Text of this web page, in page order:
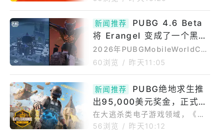
美元奖金池的机会。比赛将围绕
“脑力风暴”（Brainrot）主题地
图展开，创作者可以在这些地图
上游玩、收集金币，并将他们的
游戏过程转化为引人入胜的内
容。该活动是PUBGMOBILENe
在支持创作者及其内容。PUBG
MobilexNextStarSteal
新闻推荐
PUBG 4.6 Beta
将 Erangel 变成了一个黑暗
奇幻战场
2026年PUBGMobileWorldCu
p（PMWC）在巴黎继续升温。
中的重量级中期世界赛，于8月上
旬在法国巴黎展开，赛事总奖金
达到302.5万美元，整体赛制分
为小组赛、存活赛和总决赛三个
阶段。小组赛从8月6日开始，持
60浏览 / 昨天11:05
新闻推荐
PUBG绝地求生推
出95,000美元奖金，正式进
军由Roblox和Fortnite引领
的创作者沙盒游戏世界
在大逃杀类电子游戏领域，《绝
地求生：战场》（PUBG:Battle
56浏览 / 昨天10:12